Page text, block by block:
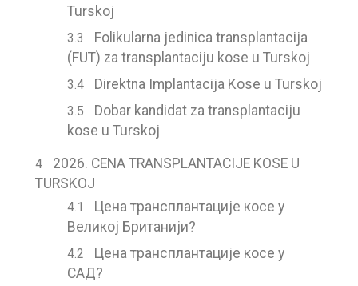
Turskoj
Folikularna jedinica transplantacija
(FUT) za transplantaciju kose u Turskoj
Direktna Implantacija Kose u Turskoj
Dobar kandidat za transplantaciju
kose u Turskoj
2026. CENA TRANSPLANTACIJE KOSE U
TURSKOJ
Цена трансплантације косе у
Великој Британији?
Цена трансплантације косе у
САД?